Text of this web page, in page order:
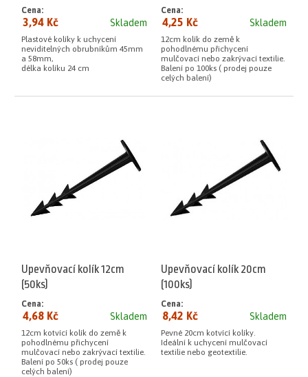
Skladem
Cena:
3,94 Kč
Plastové kolíky k uchycení
neviditelných obrubníkům 45mm
a 58mm,
délka kolíku 24 cm
Skladem
Cena:
4,25 Kč
12cm kolík do země k
pohodlnému přichycení
mulčovací nebo zakrývací textilie.
Balení po 100ks ( prodej pouze
celých balení)
Upevňovací kolík 12cm
(50ks)
Skladem
Cena:
4,68 Kč
12cm kotvící kolík do země k
pohodlnému přichycení
mulčovací nebo zakrývací textilie.
Balení po 50ks ( prodej pouze
celých balení)
Upevňovací kolík 20cm
(100ks)
Skladem
Cena:
8,42 Kč
Pevné 20cm kotvící kolíky.
Ideální k uchycení mulčovací
textilie nebo geotextilie.